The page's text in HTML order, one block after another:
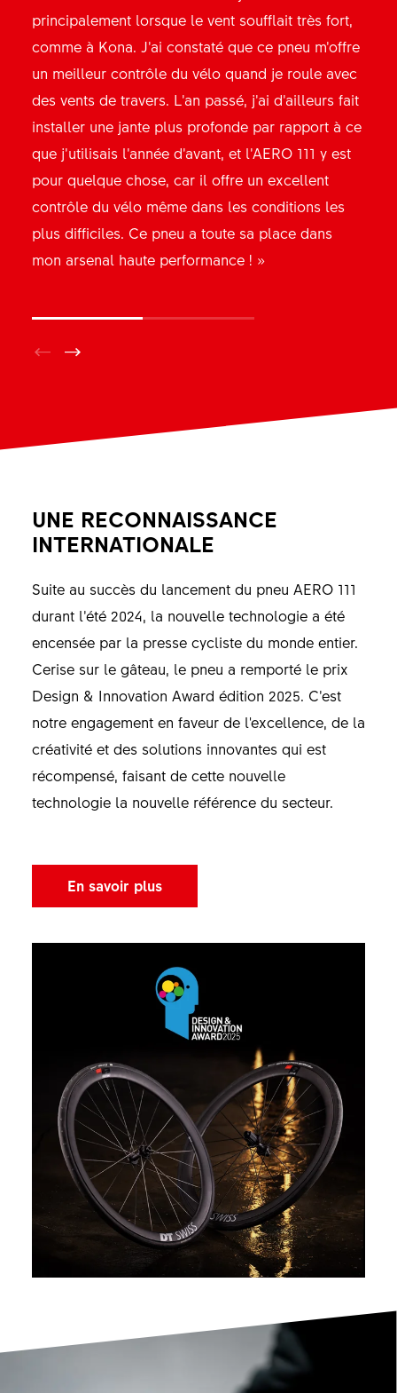
principalement lorsque le vent soufflait très fort,
comme à Kona. J’ai constaté que ce pneu m’offre
un meilleur contrôle du vélo quand je roule avec
des vents de travers. L’an passé, j’ai d’ailleurs fait
installer une jante plus profonde par rapport à ce
que j’utilisais l’année d’avant, et l’AERO 111 y est
pour quelque chose, car il offre un excellent
contrôle du vélo même dans les conditions les
plus difficiles. Ce pneu a toute sa place dans
mon arsenal haute performance ! »
« Le pneu AERO 111 est le complément parfait
pour optimiser le cycliste et son vélo. À une
époque où les moindres gains marginaux sont
scrutés, chaque avantage compte et chaque
détail a son importance, même le plus petit. Si je
n’utilise pas ce nouveau pneu, je pars avec un
sérieux handicap : c’est aussi simple que ça. Sans
parler du fait que ce pneu ne perd rien de ses
capacités en termes de fluidité sur la route et
d’adhérence dans les virages ».
UNE RECONNAISSANCE
INTERNATIONALE
Suite au succès du lancement du pneu AERO 111
durant l’été 2024, la nouvelle technologie a été
encensée par la presse cycliste du monde entier.
Cerise sur le gâteau, le pneu a remporté le prix
Design & Innovation Award édition 2025. C’est
notre engagement en faveur de l'excellence, de la
créativité et des solutions innovantes qui est
récompensé, faisant de cette nouvelle
technologie la nouvelle référence du secteur.
En savoir plus